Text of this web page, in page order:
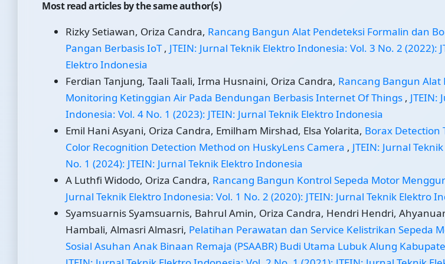
Most read articles by the same author(s)
Rizky Setiawan, Oriza Candra, Rancang Bangun Alat Pendeteksi Formalin dan
Pangan Berbasis IoT, JTEIN: Jurnal Teknik Elektro Indonesia: Vol. 3 No. 2 (2022):
Elektro Indonesia
Ferdian Tanjung, Taali Taali, Irma Husnaini, Oriza Candra, Rancang Bangun
Monitoring Ketinggian Air Pada Bendungan Berbasis Internet Of Things , JTEIN:
Indonesia: Vol. 4 No. 1 (2023): JTEIN: Jurnal Teknik Elektro Indonesia
Emil Hani Asyani, Oriza Candra, Emilham Mirshad, Elsa Yolarita, Borax Detection
Color Recognition Detection Method on HuskyLens Camera , JTEIN: Jurnal
No. 1 (2024): JTEIN: Jurnal Teknik Elektro Indonesia
A Luthfi Widodo, Oriza Candra, Rancang Bangun Kontrol Sepeda Motor
Jurnal Teknik Elektro Indonesia: Vol. 1 No. 2 (2020): JTEIN: Jurnal Teknik Elektro
Syamsuarnis Syamsuarnis, Bahrul Amin, Oriza Candra, Hendri Hendri,
Hambali, Almasri Almasri, Pelatihan Perawatan dan Service Kelistrikan Sepeda
Sosial Asuhan Anak Binaan Remaja (PSAABR) Budi Utama Lubuk Alung